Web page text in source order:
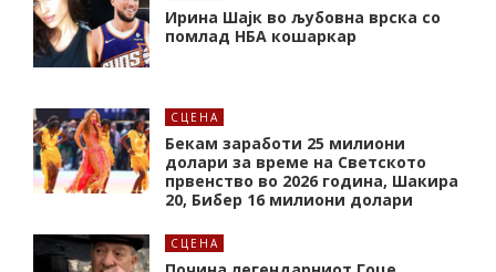
Ирина Шајк во љубовна врска со
помлад НБА кошаркар
СЦЕНА
Бекам заработи 25 милиони
долари за време на Светското
првенство во 2026 година, Шакира
20, Бибер 16 милиони долари
СЦЕНА